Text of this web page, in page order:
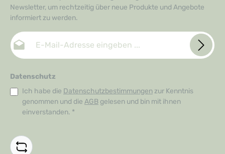
Newsletter, um rechtzeitig über neue Produkte und Angebote
informiert zu werden.
E-Mail-Adresse*
Datenschutz
Ich habe die Datenschutzbestimmungen zur Kenntnis
genommen und die AGB gelesen und bin mit ihnen
einverstanden. *